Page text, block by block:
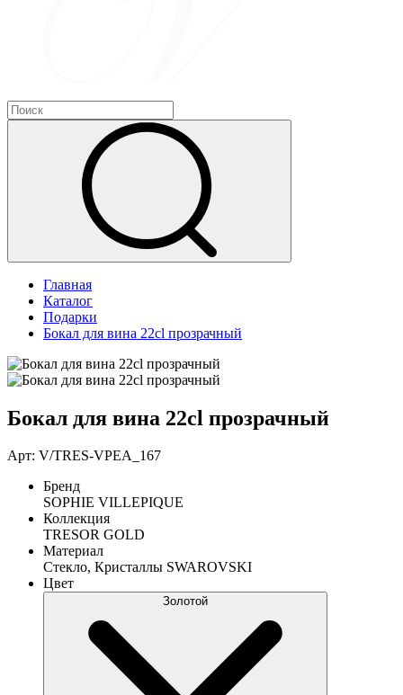
Главная
Каталог
Подарки
Бокал для вина 22cl прозрачный
Бокал для вина 22cl прозрачный
Арт: V/TRES-VPEA_167
Бренд
SOPHIE VILLEPIQUE
Коллекция
TRESOR GOLD
Материал
Стекло, Кристаллы SWAROVSKI
Цвет
Золотой